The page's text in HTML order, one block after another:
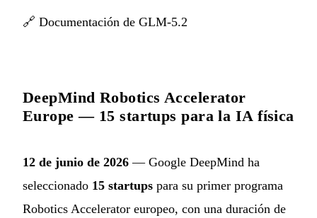
🔗 Documentación de GLM-5.2
DeepMind Robotics Accelerator
Europe — 15 startups para la IA física
12 de junio de 2026 — Google DeepMind ha
seleccionado 15 startups para su primer programa
Robotics Accelerator europeo, con una duración de